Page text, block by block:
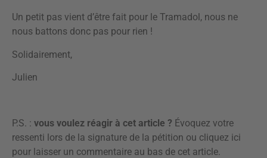
Un petit pas vient d’être fait pour le Tramadol, nous ne
nous battons donc pas pour rien !
Solidairement,
Julien
P.S. : vous voulez réagir à cet article ? Évoquez votre
ressenti lors de la signature de la pétition ou cliquez ici
pour laisser un commentaire au bas de cet article.